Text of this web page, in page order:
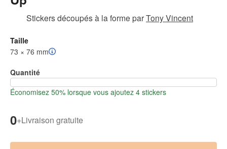
Stickers découpés à la forme parTony Vincent
Taille
73 × 76 mm
Quantité
Économisez 50% lorsque vous ajoutez 4 stickers
0+Livraison gratuite